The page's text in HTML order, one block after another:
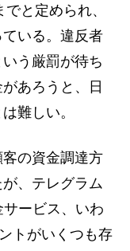
と定められ、
いる。違反者
う厳罰が待ち
あろうと、日
難しい。
の資金調達方
、テレグラム
ービス、いわ
トがいくつも存